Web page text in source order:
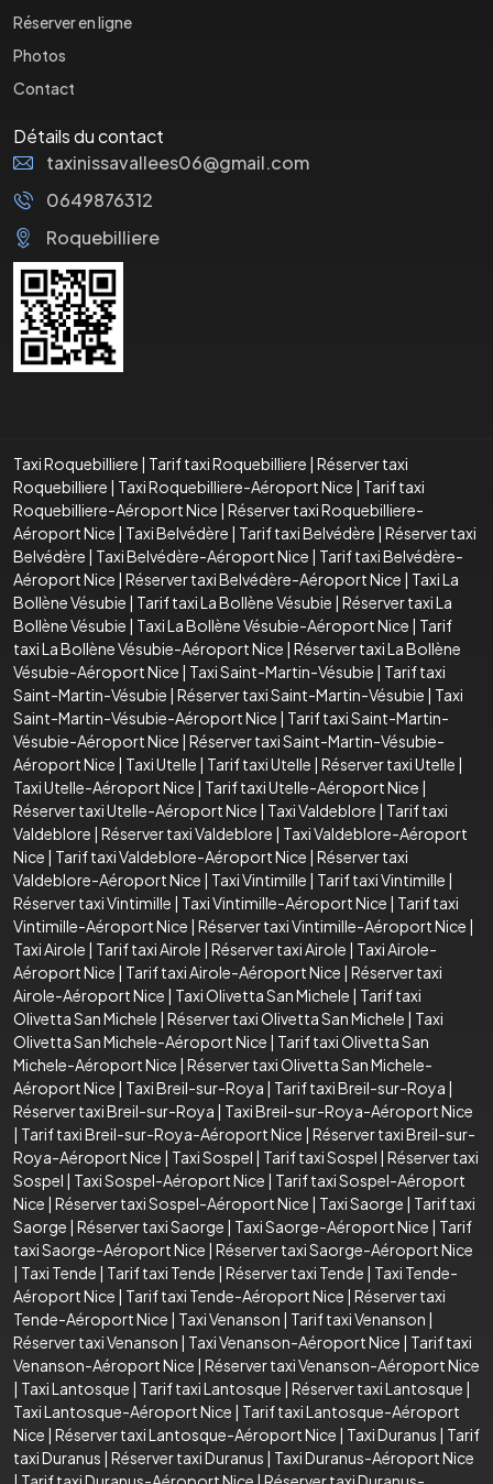
Réserver en ligne
Photos
Contact
Détails du contact
taxinissavallees06@gmail.com
0649876312
Roquebilliere
Taxi Roquebilliere | Tarif taxi Roquebilliere | Réserver taxi
Roquebilliere | Taxi Roquebilliere-Aéroport Nice | Tarif taxi
Roquebilliere-Aéroport Nice | Réserver taxi Roquebilliere-
Aéroport Nice | Taxi Belvédère | Tarif taxi Belvédère | Réserver taxi
Belvédère | Taxi Belvédère-Aéroport Nice | Tarif taxi Belvédère-
Aéroport Nice | Réserver taxi Belvédère-Aéroport Nice | Taxi La
Bollène Vésubie | Tarif taxi La Bollène Vésubie | Réserver taxi La
Bollène Vésubie | Taxi La Bollène Vésubie-Aéroport Nice | Tarif
taxi La Bollène Vésubie-Aéroport Nice | Réserver taxi La Bollène
Vésubie-Aéroport Nice | Taxi Saint-Martin-Vésubie | Tarif taxi
Saint-Martin-Vésubie | Réserver taxi Saint-Martin-Vésubie | Taxi
Saint-Martin-Vésubie-Aéroport Nice | Tarif taxi Saint-Martin-
Vésubie-Aéroport Nice | Réserver taxi Saint-Martin-Vésubie-
Aéroport Nice | Taxi Utelle | Tarif taxi Utelle | Réserver taxi Utelle |
Taxi Utelle-Aéroport Nice | Tarif taxi Utelle-Aéroport Nice |
Réserver taxi Utelle-Aéroport Nice | Taxi Valdeblore | Tarif taxi
Valdeblore | Réserver taxi Valdeblore | Taxi Valdeblore-Aéroport
Nice | Tarif taxi Valdeblore-Aéroport Nice | Réserver taxi
Valdeblore-Aéroport Nice | Taxi Vintimille | Tarif taxi Vintimille |
Réserver taxi Vintimille | Taxi Vintimille-Aéroport Nice | Tarif taxi
Vintimille-Aéroport Nice | Réserver taxi Vintimille-Aéroport Nice |
Taxi Airole | Tarif taxi Airole | Réserver taxi Airole | Taxi Airole-
Aéroport Nice | Tarif taxi Airole-Aéroport Nice | Réserver taxi
Airole-Aéroport Nice | Taxi Olivetta San Michele | Tarif taxi
Olivetta San Michele | Réserver taxi Olivetta San Michele | Taxi
Olivetta San Michele-Aéroport Nice | Tarif taxi Olivetta San
Michele-Aéroport Nice | Réserver taxi Olivetta San Michele-
Aéroport Nice | Taxi Breil-sur-Roya | Tarif taxi Breil-sur-Roya |
Réserver taxi Breil-sur-Roya | Taxi Breil-sur-Roya-Aéroport Nice
| Tarif taxi Breil-sur-Roya-Aéroport Nice | Réserver taxi Breil-sur-
Roya-Aéroport Nice | Taxi Sospel | Tarif taxi Sospel | Réserver taxi
Sospel | Taxi Sospel-Aéroport Nice | Tarif taxi Sospel-Aéroport
Nice | Réserver taxi Sospel-Aéroport Nice | Taxi Saorge | Tarif taxi
Saorge | Réserver taxi Saorge | Taxi Saorge-Aéroport Nice | Tarif
taxi Saorge-Aéroport Nice | Réserver taxi Saorge-Aéroport Nice
| Taxi Tende | Tarif taxi Tende | Réserver taxi Tende | Taxi Tende-
Aéroport Nice | Tarif taxi Tende-Aéroport Nice | Réserver taxi
Tende-Aéroport Nice | Taxi Venanson | Tarif taxi Venanson |
Réserver taxi Venanson | Taxi Venanson-Aéroport Nice | Tarif taxi
Venanson-Aéroport Nice | Réserver taxi Venanson-Aéroport Nice
| Taxi Lantosque | Tarif taxi Lantosque | Réserver taxi Lantosque |
Taxi Lantosque-Aéroport Nice | Tarif taxi Lantosque-Aéroport
Nice | Réserver taxi Lantosque-Aéroport Nice | Taxi Duranus | Tarif
taxi Duranus | Réserver taxi Duranus | Taxi Duranus-Aéroport Nice